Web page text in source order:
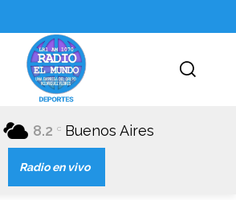
8.2 C Buenos Aires
Radio en vivo